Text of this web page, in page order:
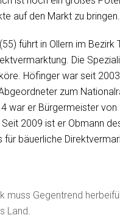
auf den Markt zu bringen.
führt in Ollern im Bezirk
Die
Höfinger war seit
zum
war er Bürgermeister von
2009 ist er Obmann
für bäuerliche
muss Gegentrend
Land.